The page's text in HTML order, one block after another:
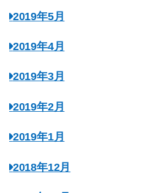
2019年5月
2019年4月
2019年3月
2019年2月
2019年1月
2018年12月